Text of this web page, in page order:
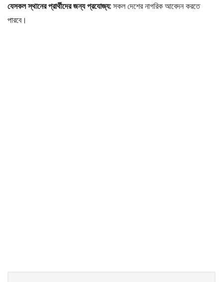
যেসকল স্থানের প্রার্থীদের জন্য প্রযোজ্য:সকল দেশের নাগরিক আবেদন করতে
পারবে।